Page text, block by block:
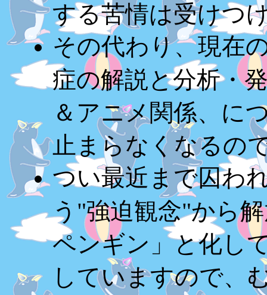
する苦情は受けつ
その代わり、現在
症の解説と分析・
＆アニメ関係、に
止まらなくなるの
つい最近まで囚わ
う"強迫観念"から
ペンギン」と化し
していますので、